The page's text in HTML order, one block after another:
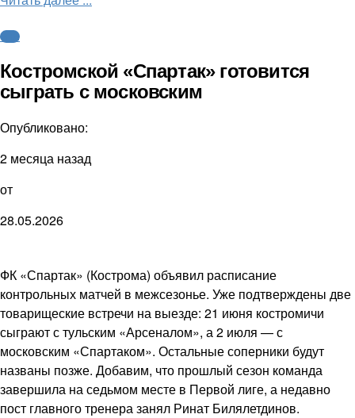
ФНЛ
Костромской «Спартак» готовится
сыграть с московским
Опубликовано:
2 месяца назад
от
28.05.2026
ФК «Спартак» (Кострома) объявил расписание
контрольных матчей в межсезонье. Уже подтверждены две
товарищеские встречи на выезде: 21 июня костромичи
сыграют с тульским «Арсеналом», а 2 июля — с
московским «Спартаком». Остальные соперники будут
названы позже. Добавим, что прошлый сезон команда
завершила на седьмом месте в Первой лиге, а недавно
пост главного тренера занял Ринат Билялетдинов.